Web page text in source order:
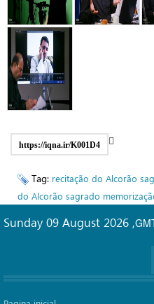
https://iqna.ir/K001D4
Tag: recitação do Alcorão
do Alcorão sagrado
Sunday 09 August 2026 ,